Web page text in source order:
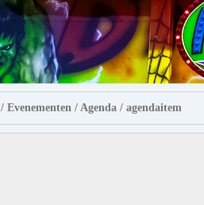
/ Evenementen / Agenda / agendaitem